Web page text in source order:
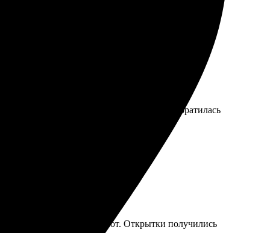
на вопросы. Очень рада, что обратилась
задачу без лишних хлопот. Открытки получились